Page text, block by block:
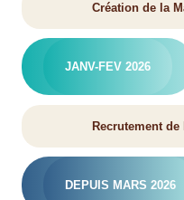
Création de la
JANV-FEV 2026
Recrutement
DEPUIS MARS 2026